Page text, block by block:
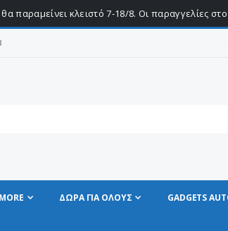
παραμείνει κλειστό 7-18/8. Οι παραγγελίες
ΔΩΡΑ ΓΙΑ ΟΛΟΥΣ GADGETS